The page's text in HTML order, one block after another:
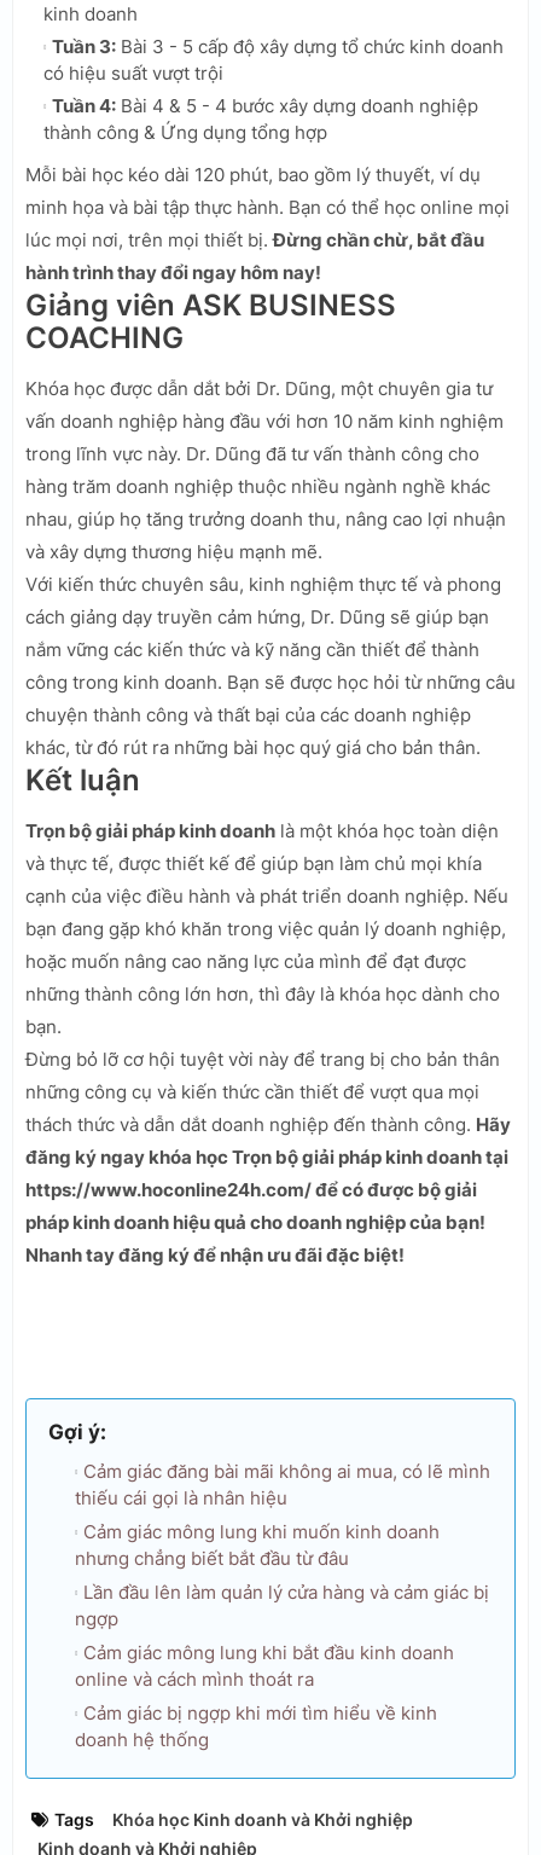
kinh doanh
Tuần 3: Bài 3 - 5 cấp độ xây dựng tổ chức kinh doanh
có hiệu suất vượt trội
Tuần 4: Bài 4 & 5 - 4 bước xây dựng doanh nghiệp
thành công & Ứng dụng tổng hợp
Mỗi bài học kéo dài 120 phút, bao gồm lý thuyết, ví dụ
minh họa và bài tập thực hành. Bạn có thể học online mọi
lúc mọi nơi, trên mọi thiết bị.Đừng chần chừ, bắt đầu
hành trình thay đổi ngay hôm nay!
Giảng viên ASK BUSINESS
COACHING
Khóa học được dẫn dắt bởi Dr. Dũng, một chuyên gia tư
vấn doanh nghiệp hàng đầu với hơn 10 năm kinh nghiệm
trong lĩnh vực này. Dr. Dũng đã tư vấn thành công cho
hàng trăm doanh nghiệp thuộc nhiều ngành nghề khác
nhau, giúp họ tăng trưởng doanh thu, nâng cao lợi nhuận
và xây dựng thương hiệu mạnh mẽ.
Với kiến thức chuyên sâu, kinh nghiệm thực tế và phong
cách giảng dạy truyền cảm hứng, Dr. Dũng sẽ giúp bạn
nắm vững các kiến thức và kỹ năng cần thiết để thành
công trong kinh doanh. Bạn sẽ được học hỏi từ những câu
chuyện thành công và thất bại của các doanh nghiệp
khác, từ đó rút ra những bài học quý giá cho bản thân.
Kết luận
Trọn bộ giải pháp kinh doanh là một khóa học toàn diện
và thực tế, được thiết kế để giúp bạn làm chủ mọi khía
cạnh của việc điều hành và phát triển doanh nghiệp. Nếu
bạn đang gặp khó khăn trong việc quản lý doanh nghiệp,
hoặc muốn nâng cao năng lực của mình để đạt được
những thành công lớn hơn, thì đây là khóa học dành cho
bạn.
Đừng bỏ lỡ cơ hội tuyệt vời này để trang bị cho bản thân
những công cụ và kiến thức cần thiết để vượt qua mọi
thách thức và dẫn dắt doanh nghiệp đến thành công. Hãy
đăng ký ngay khóa học Trọn bộ giải pháp kinh doanh tại
https://www.hoconline24h.com/ để có được bộ giải
pháp kinh doanh hiệu quả cho doanh nghiệp của bạn!
Nhanh tay đăng ký để nhận ưu đãi đặc biệt!
Gợi ý:
Cảm giác đăng bài mãi không ai mua, có lẽ mình
thiếu cái gọi là nhân hiệu
Cảm giác mông lung khi muốn kinh doanh
nhưng chẳng biết bắt đầu từ đâu
Lần đầu lên làm quản lý cửa hàng và cảm giác bị
ngợp
Cảm giác mông lung khi bắt đầu kinh doanh
online và cách mình thoát ra
Cảm giác bị ngợp khi mới tìm hiểu về kinh
doanh hệ thống
Tags
Khóa học Kinh doanh và Khởi nghiệp
Kinh doanh và Khởi nghiệp